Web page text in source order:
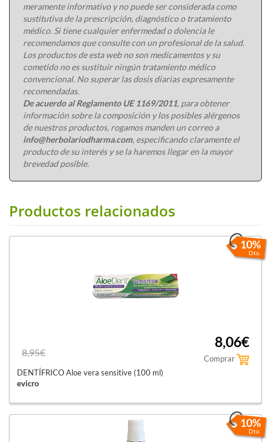
meramente informativo y no puede ser considerada como
sustitutiva de la prescripción, diagnóstico o tratamiento
médico. Si tiene cualquier enfermedad o dolencia le
recomendamos que consulte con un profesional de la salud.
Los productos de esta web no son medicamentos y su
cometido no es sustituir ningún tratamiento médico
convencional. No superar las dosis diarias expresamente
recomendadas.
De acuerdo al Reglamento UE 1169/2011, para obtener
información sobre la composición y los posibles alérgenos
de nuestros productos, rogamos manden un correo a
info@herbolariodharma.com, especificando claramente el
producto de su interés y se la haremos llegar en la mayor
brevedad posible.
Productos relacionados
10%
Dto.
8,95€
8,06€
Comprar
DENTÍFRICO Aloe vera sensitive (100 ml)
evicro
10%
Dto.